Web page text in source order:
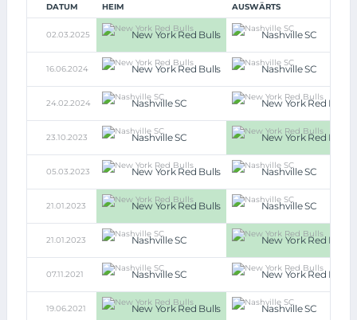
DATUM HEIM AUSWÄRTS
02.03.2025 New York Red Bulls Nashville SC
16.06.2024 New York Red Bulls Nashville SC
24.02.2024 Nashville SC New York Red Bulls
23.10.2023 Nashville SC New York Red Bulls
05.03.2023 New York Red Bulls Nashville SC
21.01.2023 New York Red Bulls Nashville SC
21.01.2023 Nashville SC New York Red Bulls
07.11.2021 Nashville SC New York Red Bulls
19.06.2021 New York Red Bulls Nashville SC